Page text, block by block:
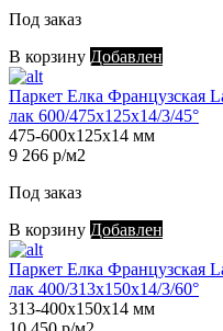
Под заказ
В корзину Добавлен
Паркет Елка Французская
лак 600/475х125х14/3/45°
475-600х125х14 мм
9 266 р/м2
Под заказ
В корзину Добавлен
Паркет Елка Французская
лак 400/313х150х14/3/60°
313-400х150х14 мм